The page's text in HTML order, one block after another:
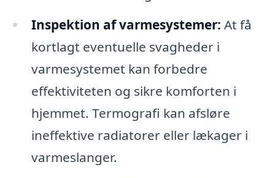
Inspektion af varmesystemer: At få
kortlagt eventuelle svagheder i
varmesystemet kan forbedre
effektiviteten og sikre komforten i
hjemmet. Termografi kan afsløre
ineffektive radiatorer eller lækager i
varmeslanger.